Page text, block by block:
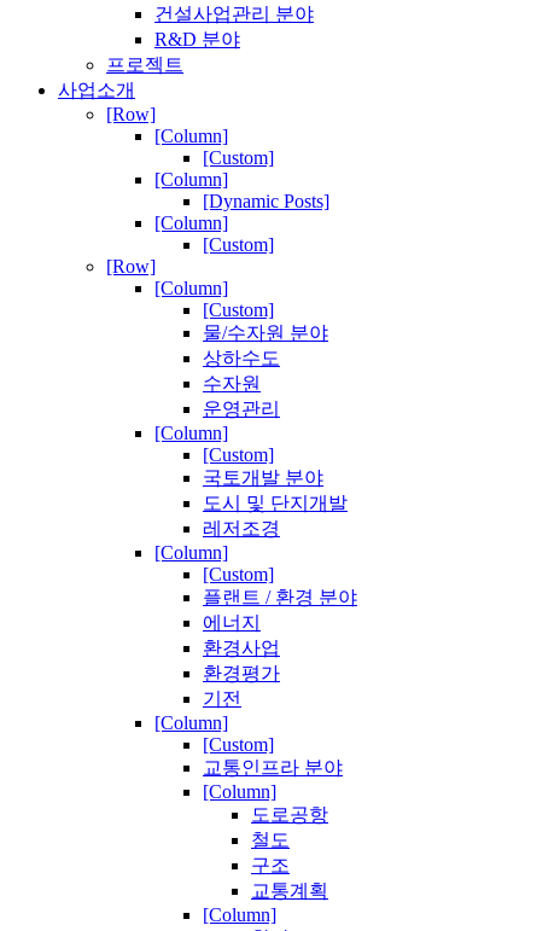
건설사업관리 분야
R&D 분야
프로젝트
사업소개
[Row]
[Column]
[Custom]
[Column]
[Dynamic Posts]
[Column]
[Custom]
[Row]
[Column]
[Custom]
물/수자원 분야
상하수도
수자원
운영관리
[Column]
[Custom]
국토개발 분야
도시 및 단지개발
레저조경
[Column]
[Custom]
플랜트 / 환경 분야
에너지
환경사업
환경평가
기전
[Column]
[Custom]
교통인프라 분야
[Column]
도로공항
철도
구조
교통계획
[Column]